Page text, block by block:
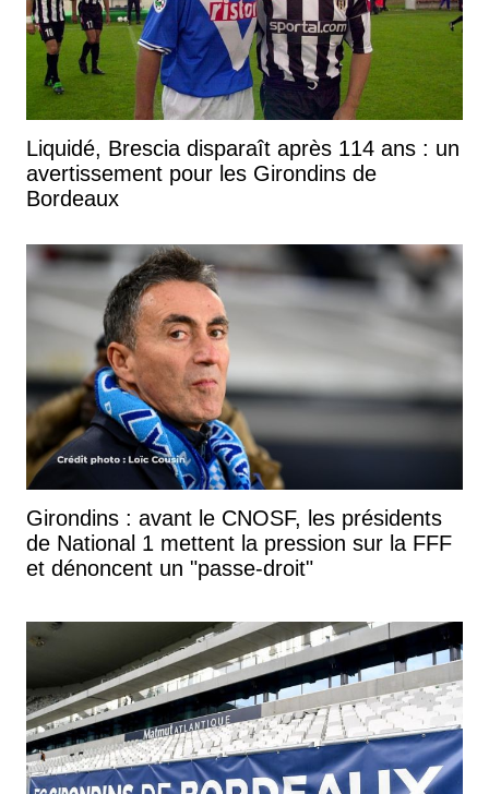
Liquidé, Brescia disparaît après 114 ans : un
avertissement pour les Girondins de
Bordeaux
Girondins : avant le CNOSF, les présidents
de National 1 mettent la pression sur la FFF
et dénoncent un "passe-droit"